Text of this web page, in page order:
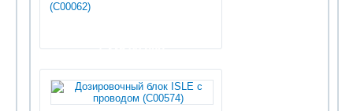
(С00062)
1 335.00 руб